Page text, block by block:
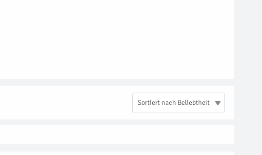
Sortiert nach Beliebtheit